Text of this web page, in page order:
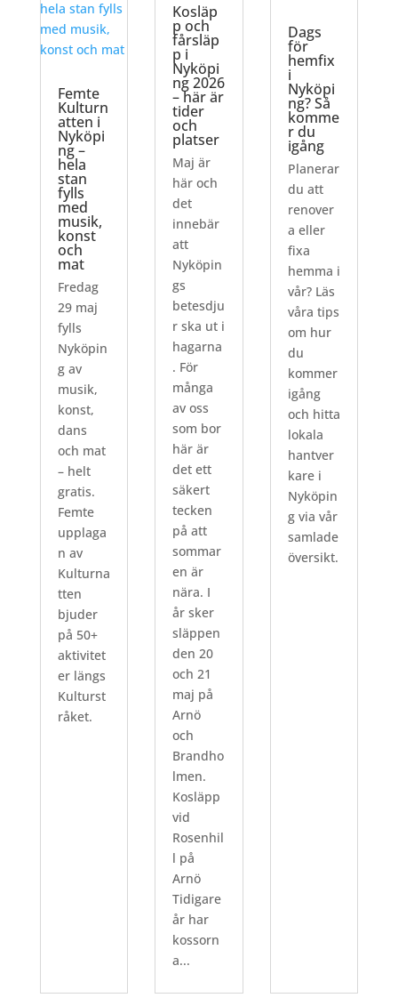
Femte
Kulturn
atten i
Nyköpi
ng –
hela
stan
fylls
med
musik,
konst
och
mat
Fredag
29 maj
fylls
Nyköpin
g av
musik,
konst,
dans
och mat
– helt
gratis.
Femte
upplaga
n av
Kulturna
tten
bjuder
på 50+
aktivitet
er längs
Kulturst
råket.
Kosläp
p och
fårsläp
p i
Nyköpi
ng 2026
– här är
tider
och
platser
Maj är
här och
det
innebär
att
Nyköpin
gs
betesdju
r ska ut i
hagarna
. För
många
av oss
som bor
här är
det ett
säkert
tecken
på att
sommar
en är
nära. I
år sker
släppen
den 20
och 21
maj på
Arnö
och
Brandho
lmen.
Kosläpp
vid
Rosenhil
l på
Arnö
Tidigare
år har
kossorn
a...
Dags
för
hemfix
i
Nyköpi
ng? Så
komme
r du
igång
Planerar
du att
renover
a eller
fixa
hemma i
vår? Läs
våra tips
om hur
du
kommer
igång
och hitta
lokala
hantver
kare i
Nyköpin
g via vår
samlade
översikt.